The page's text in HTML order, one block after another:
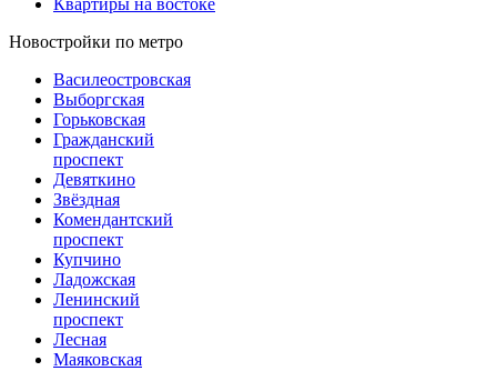
Квартиры на востоке
Новостройки по метро
Василеостровская
Выборгская
Горьковская
Гражданский
проспект
Девяткино
Звёздная
Комендантский
проспект
Купчино
Ладожская
Ленинский
проспект
Лесная
Маяковская